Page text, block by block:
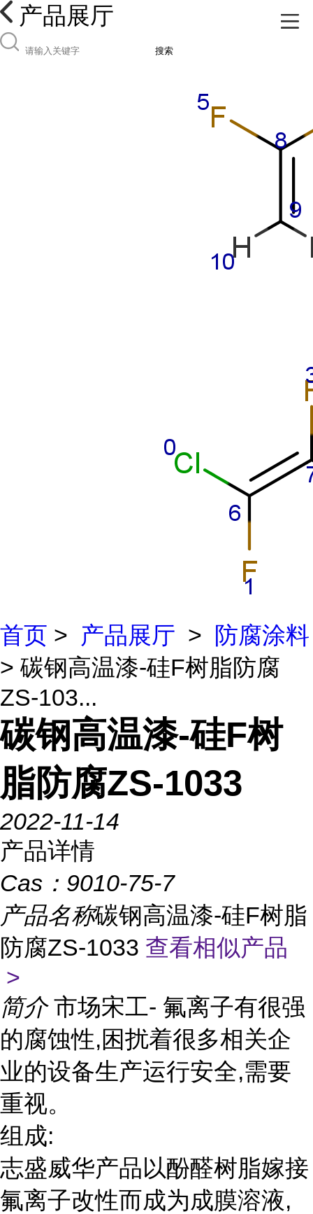
产品展厅
搜索
首页 > 产品展厅 >
防腐涂料
> 碳钢高温漆-硅F树脂防腐
ZS-103...
碳钢高温漆-硅F树
脂防腐ZS-1033
2022-11-14
产品详情
Cas： 9010-75-7
产品名称碳钢高温漆-硅F树脂
防腐ZS-1033 查看相似产品
>
简介 市场宋工- 氟离子有很强
的腐蚀性,困扰着很多相关企
业的设备生产运行安全,需要
重视。
组成:
志盛威华产品以酚醛树脂嫁接
氟离子改性而成为成膜溶液,